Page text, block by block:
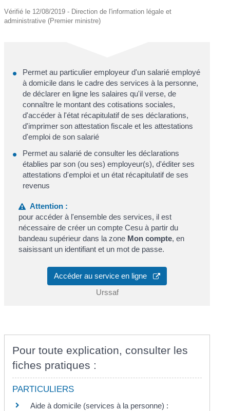
Vérifié le 12/08/2019 - Direction de l'information légale et
administrative (Premier ministre)
Permet au particulier employeur d'un salarié employé
à domicile dans le cadre des services à la personne,
de déclarer en ligne les salaires qu'il verse, de
connaître le montant des cotisations sociales,
d'accéder à l'état récapitulatif de ses déclarations,
d'imprimer son attestation fiscale et les attestations
d'emploi de son salarié
Permet au salarié de consulter les déclarations
établies par son (ou ses) employeur(s), d'éditer ses
attestations d'emploi et un état récapitulatif de ses
revenus
Attention :
pour accéder à l'ensemble des services, il est
nécessaire de créer un compte Cesu à partir du
bandeau supérieur dans la zone Mon compte, en
saisissant un identifiant et un mot de passe.
Accéder au service en ligne
Urssaf
Pour toute explication, consulter les
fiches pratiques :
PARTICULIERS
Aide à domicile (services à la personne) :